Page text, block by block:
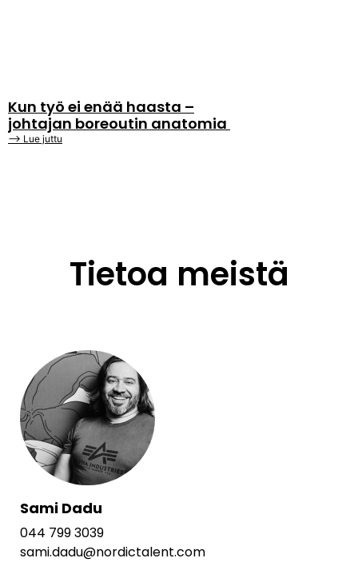
Kun työ ei enää haasta –
johtajan boreoutin anatomia
⟶ Lue juttu
Tietoa meistä
Sami Dadu
044 799 3039
sami.dadu@nordictalent.com